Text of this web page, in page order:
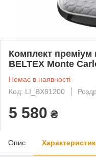
Комплект преміум
BELTEX Monte
Немає в наявності
Код: LI_BX81200
5 580 ₴
Опис